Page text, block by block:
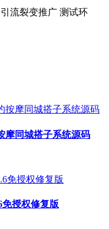
流裂变推广 测试环
摩同城搭子系统源码
授权修复版